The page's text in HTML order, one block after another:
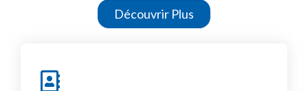
Découvrir Plus